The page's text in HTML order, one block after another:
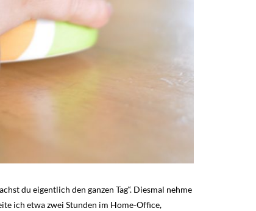
du eigentlich den ganzen Tag“. Diesmal nehme
ich etwa zwei Stunden im Home-Office,